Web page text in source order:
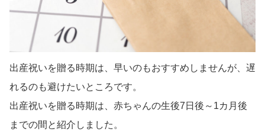
出産祝いを贈る時期は、早いのもおすすめしませんが、遅
れるのも避けたいところです。
出産祝いを贈る時期は、赤ちゃんの生後7日後～1カ月後
までの間と紹介しました。